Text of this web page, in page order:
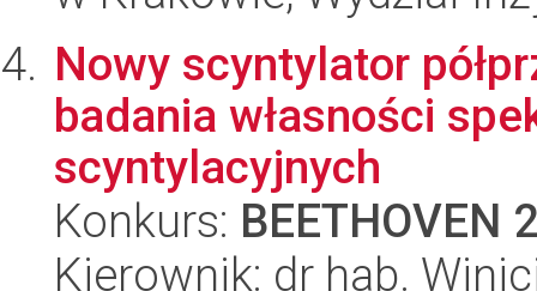
Nowy scyntylator
badania własności
scyntylacyjnych
Konkurs: BEETHOVEN
Kierownik: dr hab.